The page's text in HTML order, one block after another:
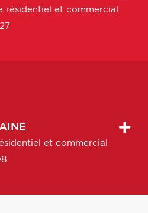
résidentiel et commercial
et commercial